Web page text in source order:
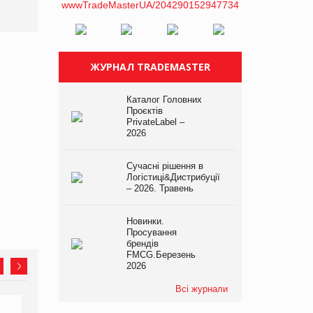
ЖУРНАЛ TRADEMASTER
Каталог Головних
Проєктів
PrivateLabel –
2026
Сучасні рішення в
Логістиці&Дистрибуції
– 2026. Травень
Новинки.
Просування
брендів
FMCG.Березень
2026
Всі журнали